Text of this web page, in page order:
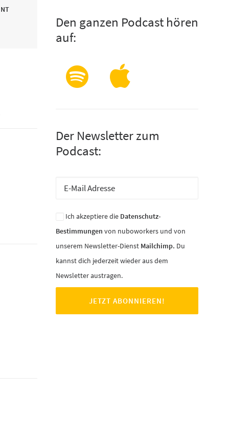
Den ganzen Podcast hören
auf:
Der Newsletter zum
Podcast:
Ich akzeptiere die Datenschutz-
Bestimmungen von nuboworkers und von
unserem Newsletter-Dienst Mailchimp. Du
kannst dich jederzeit wieder aus dem
Newsletter austragen.